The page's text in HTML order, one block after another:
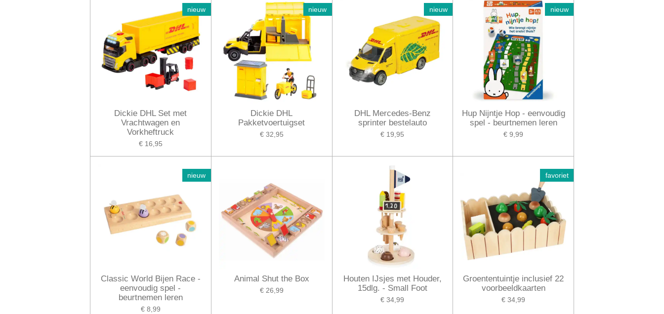
nieuw
Dickie DHL Set met
Vrachtwagen en
Vorkheftruck
€ 16,95
nieuw
Dickie DHL
Pakketvoertuigset
€ 32,95
nieuw
DHL Mercedes-Benz
sprinter bestelauto
€ 19,95
nieuw
Hup Nijntje Hop - eenvoudig
spel - beurtnemen leren
€ 9,99
nieuw
Classic World Bijen Race -
eenvoudig spel -
beurtnemen leren
€ 8,99
Animal Shut the Box
€ 26,99
Houten IJsjes met Houder,
15dlg. - Small Foot
€ 34,99
favoriet
Groententuintje inclusief 22
voorbeeldkaarten
€ 34,99